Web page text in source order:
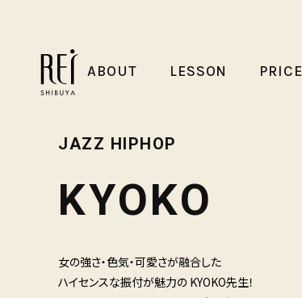
ABOUT LESSON PRICE
JAZZ HIPHOP
KYOKO
女の強さ・色気・可愛さが融合した
ハイセンスな振付が魅力の KYOKO先生！